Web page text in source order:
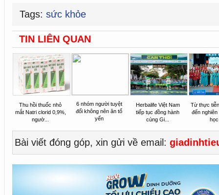
Tags: sức khỏe
TIN LIÊN QUAN
Thu hồi thuốc nhỏ
mắt Natri clorid 0,9%,
ngườ...
6 nhóm người tuyệt
đối không nên ăn tổ
yến
Herbalife Việt Nam
tiếp tục đồng hành
cùng Gi...
Từ thực
đến
Bài viết đóng góp, xin gửi về email: